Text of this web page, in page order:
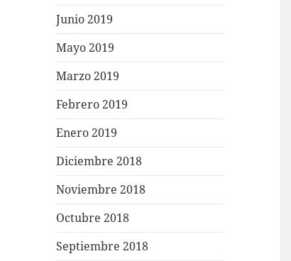
Junio 2019
Mayo 2019
Marzo 2019
Febrero 2019
Enero 2019
Diciembre 2018
Noviembre 2018
Octubre 2018
Septiembre 2018